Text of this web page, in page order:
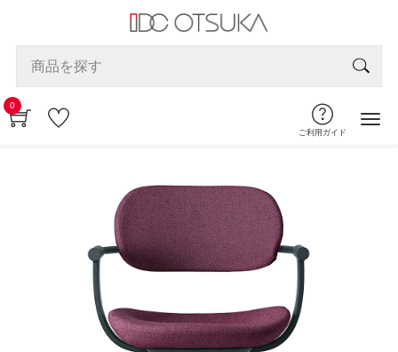
0
ご利用ガイド